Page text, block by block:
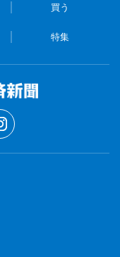
買う
特集